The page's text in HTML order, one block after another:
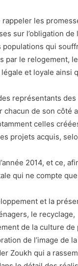
rappeler les
sur l’obligation de
qui
par le relogement,
et loyale ainsi
représentants des
de son côté
celles
projets acquis,
2014, et ce,
qui ne compte
et la
le recyclage,
de la culture
de l’image de
Zoukh qui a